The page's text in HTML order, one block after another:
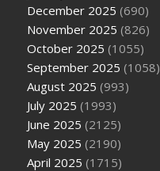
December 2025 (690)
November 2025 (826)
October 2025 (1055)
September 2025 (1058)
August 2025 (993)
July 2025 (1993)
June 2025 (2125)
May 2025 (2190)
April 2025 (1715)